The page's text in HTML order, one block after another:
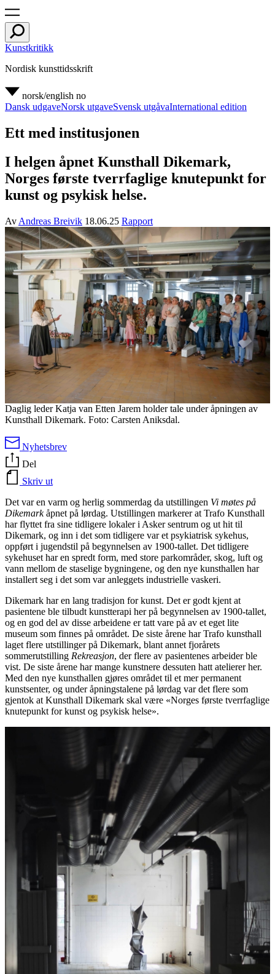
Kunstkritikk
Nordisk kunsttidsskrift
norsk/english no
Dansk udgaveNorsk utgaveSvensk utgåvaInternational edition
Ett med institusjonen
I helgen åpnet Kunsthall Dikemark,
Norges første tverrfaglige knutepunkt for
kunst og psykisk helse.
Av Andreas Breivik 18.06.25 Rapport
Daglig leder Katja van Etten Jarem holder tale under åpningen av
Kunsthall Dikemark. Foto: Carsten Aniksdal.
Nyhetsbrev
Del
Skriv ut
Det var en varm og herlig sommerdag da utstillingen Vi møtes på
Dikemarkåpnet på lørdag. Utstillingen markerer at Trafo Kunsthall
har flyttet fra sine tidligere lokaler i Asker sentrum og ut hit til
Dikemark, og inn i det som tidligere var et psykiatrisk sykehus,
oppført i jugendstil på begynnelsen av 1900-tallet. Det tidligere
sykehuset har en spredt form, med store parkområder, skog, luft og
vann mellom de staselige bygningene, og den nye kunsthallen har
installert seg i det som var anleggets industrielle vaskeri.
Dikemark har en lang tradisjon for kunst. Det er godt kjent at
pasientene ble tilbudt kunstterapi her på begynnelsen av 1900-tallet,
og en god del av disse arbeidene er tatt vare på av et eget lite
museum som finnes på området. De siste årene har Trafo kunsthall
laget flere utstillinger på Dikemark, blant annet fjorårets
sommerutstilling Rekreasjon, der flere av pasientenes arbeider ble
vist. De siste årene har mange kunstnere dessuten hatt atelierer her.
Med den nye kunsthallen gjøres området til et mer permanent
kunstsenter, og under åpningstalene på lørdag var det flere som
gjentok at Kunsthall Dikemark skal være «Norges første tverrfaglige
knutepunkt for kunst og psykisk helse».